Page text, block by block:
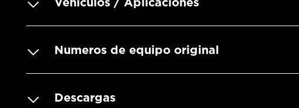
Numeros de equipo original
Descargas